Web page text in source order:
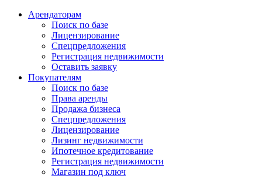
Арендаторам
Поиск по базе
Лицензирование
Спецпредложения
Регистрация недвижимости
Оставить заявку
Покупателям
Поиск по базе
Права аренды
Продажа бизнеса
Спецпредложения
Лицензирование
Лизинг недвижимости
Ипотечное кредитование
Регистрация недвижимости
Магазин под ключ